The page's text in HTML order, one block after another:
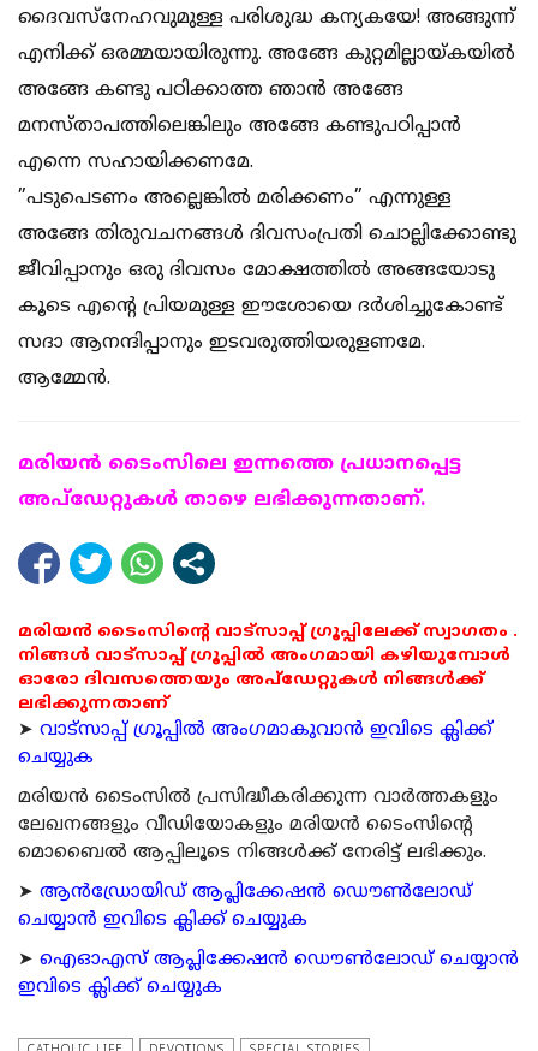
ദൈവസ്നേഹവുമുള്ള പരിശുദ്ധ കന്യകയേ! അങ്ങുന്ന്
എനിക്ക് ഒരമ്മയായിരുന്നു. അങ്ങേ കുറ്റമില്ലായ്കയിൽ
അങ്ങേ കണ്ടു പഠിക്കാത്ത ഞാൻ അങ്ങേ
മനസ്താപത്തിലെങ്കിലും അങ്ങേ കണ്ടുപഠിപ്പാൻ
എന്നെ സഹായിക്കണമേ.
”പടുപെടണം അല്ലെങ്കിൽ മരിക്കണം” എന്നുള്ള
അങ്ങേ തിരുവചനങ്ങൾ ദിവസംപ്രതി ചൊല്ലിക്കോണ്ടു
ജീവിപ്പാനും ഒരു ദിവസം മോക്ഷത്തിൽ അങ്ങയോടു
കൂടെ എൻ്റെ പ്രിയമുള്ള ഈശോയെ ദർശിച്ചുകോണ്ട്
സദാ ആനന്ദിപ്പാനും ഇടവരുത്തിയരുളണമേ.
ആമ്മേൻ.
മരിയന്‍ ടൈംസിലെ ഇന്നത്തെ പ്രധാനപ്പെട്ട
അപ്ഡേറ്റുകള്‍ താഴെ ലഭിക്കുന്നതാണ്.
മരിയൻ ടൈംസിന്റെ വാട്സാപ്പ് ഗ്രൂപ്പിലേക്ക് സ്വാഗതം .
നിങ്ങൾ വാട്സാപ്പ് ഗ്രൂപ്പിൽ അംഗമായി കഴിയുമ്പോൾ
ഓരോ ദിവസത്തെയും അപ്ഡേറ്റുകൾ നിങ്ങൾക്ക്
ലഭിക്കുന്നതാണ്
➤ വാട്സാപ്പ് ഗ്രൂപ്പിൽ അംഗമാകുവാൻ ഇവിടെ ക്ലിക്ക്
ചെയ്യുക
മരിയന്‍ ടൈംസില്‍ പ്രസിദ്ധീകരിക്കുന്ന വാര്‍ത്തകളും
ലേഖനങ്ങളും വീഡിയോകളും മരിയന്‍ ടൈംസിന്റെ
മൊബൈല്‍ ആപ്പിലൂടെ നിങ്ങള്‍ക്ക് നേരിട്ട് ലഭിക്കും.
➤ ആന്‍ഡ്രോയിഡ് ആപ്ലിക്കേഷന്‍ ഡൌണ്‍ലോഡ്
ചെയ്യാന്‍ ഇവിടെ ക്ലിക്ക് ചെയ്യുക
➤ ഐഓഎസ് ആപ്ലിക്കേഷന്‍ ഡൌണ്‍ലോഡ് ചെയ്യാന്‍
ഇവിടെ ക്ലിക്ക് ചെയ്യുക